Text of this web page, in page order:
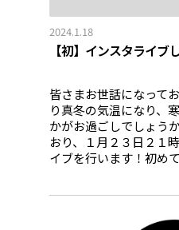
2024.1.18
【初】インスタライブ
皆さまお世話になって
り真冬の気温になり、
かがお過ごしでしょう
おり、１月２３日２１
イブを行います！初め